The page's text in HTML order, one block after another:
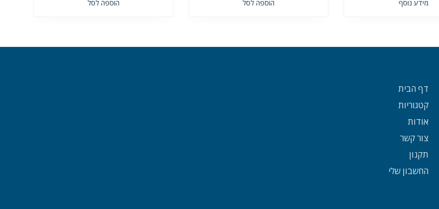
מידע נוסף הוספה לסל הוספה לסל
דף הבית
קטגוריות
אודות
צור קשר
תקנון
החשבון שלי